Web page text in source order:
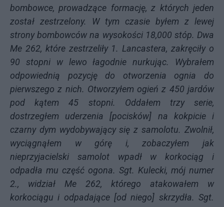
bombowce, prowadzące formację, z których jeden
został zestrzelony. W tym czasie byłem z lewej
strony bombowców na wysokości 18,000 stóp. Dwa
Me 262, które zestrzeliły 1. Lancastera, zakręciły o
90 stopni w lewo łagodnie nurkując. Wybrałem
odpowiednią pozycję do otworzenia ognia do
pierwszego z nich. Otworzyłem ogień z 450 jardów
pod kątem 45 stopni. Oddałem trzy serie,
dostrzegłem uderzenia [pocisków] na kokpicie i
czarny dym wydobywający się z samolotu. Zwolnił,
wyciągnąłem w górę i, zobaczyłem jak
nieprzyjacielski samolot wpadł w korkociąg i
odpadła mu część ogona. Sgt. Kulecki, mój numer
2., widział Me 262, którego atakowałem w
korkociągu i odpadające [od niego] skrzydła. Sgt.